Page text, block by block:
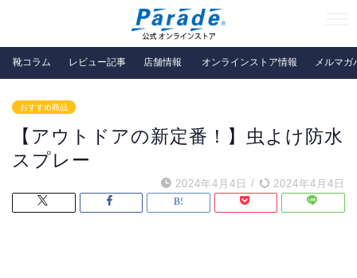
靴コラム レビュー記事 店舗情報 オンラインストア情報 メルマガ
おすすめ商品
【アウトドアの新定番！】虫よけ防水
スプレー
2024年4月4日 / 2024年4月4日